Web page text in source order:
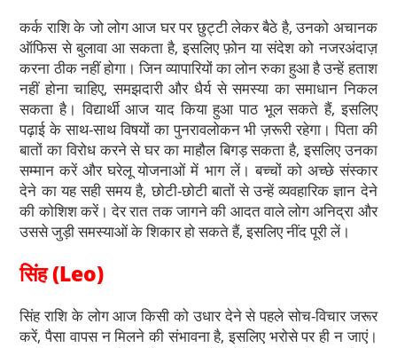
कर्क राशि के जो लोग आज घर पर छुट्टी लेकर बैठे है, उनको अचानक
ऑफिस से बुलावा आ सकता है, इसलिए फ़ोन या संदेश को नजरअंदाज़
करना ठीक नहीं होगा। जिन व्यापारियों का लोन रुका हुआ है उन्हें हताश
नहीं होना चाहिए, समझदारी और धैर्य से समस्या का समाधान निकल
सकता है। विद्यार्थी आज याद किया हुआ पाठ भूल सकते हैं, इसलिए
पढ़ाई के साथ-साथ विषयों का पुनरावलोकन भी ज़रूरी रहेगा। पिता की
बातों का विरोध करने से घर का माहौल बिगड़ सकता है, इसलिए उनका
सम्मान करें और घरेलू योजनाओं में भाग लें। बच्चों को अच्छे संस्कार
देने का यह सही समय है, छोटी-छोटी बातों से उन्हें व्यवहारिक ज्ञान देने
की कोशिश करें। देर रात तक जागने की आदत वाले लोग अनिद्रा और
उससे जुड़ी समस्याओं के शिकार हो सकते हैं, इसलिए नींद पूरी लें।
सिंह (Leo)
सिंह राशि के लोग आज किसी को उधार देने से पहले सोच-विचार जरूर
करें, पैसा वापस न मिलने की संभावना है, इसलिए भरोसे पर ही न जाएं।